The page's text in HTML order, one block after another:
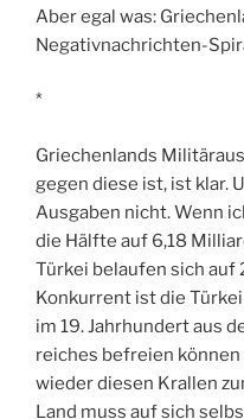
Aber egal was:
Negativnachrichten-
*
Griechenlands
gegen diese ist, ist klar.
Ausgaben nicht. Wenn
die Hälfte auf 6,18
Türkei belaufen sich auf
Konkurrent ist die
im 19. Jahrhundert aus
reiches befreien
wieder diesen Krallen
Land muss auf sich